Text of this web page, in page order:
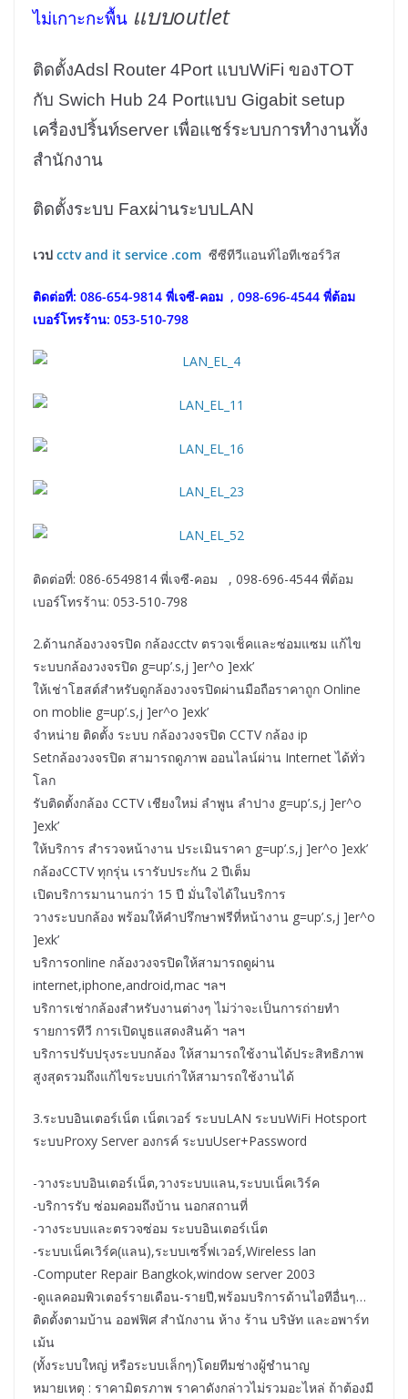
ไม่เกาะกะพื้น แบบoutlet
ติดตั้งAdsl Router 4Port แบบWiFi ของTOT
กับ Swich Hub 24 Portแบบ Gigabit setup
เครื่องปริ้นท์server เพื่อแชร์ระบบการทำงานทั้ง
สำนักงาน
ติดตั้งระบบ Faxผ่านระบบLAN
เวป cctv and it service .com ซีซีทีวีแอนท์ไอทีเซอร์วิส
ติดต่อที่: 086-654-9814 พี่เจซี-คอม , 098-696-4544 พี่ต้อม
เบอร์โทรร้าน: 053-510-798
ติดต่อที่: 086-6549814 พี่เจซี-คอม , 098-696-4544 พี่ต้อม
เบอร์โทรร้าน: 053-510-798
2.ด้านกล้องวงจรปิด กล้องcctv ตรวจเช็คและซ่อมแซม แก้ไข
ระบบกล้องวงจรปิด g=up’.s,j ]er^o ]exk’
ให้เช่าโฮสต์สำหรับดูกล้องวงจรปิดผ่านมือถือราคาถูก Online
on moblie g=up’.s,j ]er^o ]exk’
จำหน่าย ติดตั้ง ระบบ กล้องวงจรปิด CCTV กล้อง ip
Setกล้องวงจรปิด สามารถดูภาพ ออนไลน์ผ่าน Internet ได้ทั่ว
โลก
รับติดตั้งกล้อง CCTV เชียงใหม่ ลำพูน ลำปาง g=up’.s,j ]er^o
]exk’
ให้บริการ สำรวจหน้างาน ประเมินราคา g=up’.s,j ]er^o ]exk’
กล้องCCTV ทุกรุ่น เรารับประกัน 2 ปีเต็ม
เปิดบริการมานานกว่า 15 ปี มั่นใจได้ในบริการ
วางระบบกล้อง พร้อมให้คำปรึกษาฟรีที่หน้างาน g=up’.s,j ]er^o
]exk’
บริการonline กล้องวงจรปิดให้สามารถดูผ่าน
internet,iphone,android,mac ฯลฯ
บริการเช่ากล้องสำหรับงานต่างๆ ไม่ว่าจะเป็นการถ่ายทำ
รายการทีวี การเปิดบูธแสดงสินค้า ฯลฯ
บริการปรับปรุงระบบกล้อง ให้สามารถใช้งานได้ประสิทธิภาพ
สูงสุดรวมถึงแก้ไขระบบเก่าให้สามารถใช้งานได้
3.ระบบอินเตอร์เน็ต เน็ตเวอร์ ระบบLAN ระบบWiFi Hotsport
ระบบProxy Server องกรค์ ระบบUser+Password
-วางระบบอินเตอร์เน็ต,วางระบบแลน,ระบบเน็คเวิร์ค
-บริการรับ ซ่อมคอมถึงบ้าน นอกสถานที่
-วางระบบและตรวจซ่อม ระบบอินเตอร์เน็ต
-ระบบเน็คเวิร์ค(แลน),ระบบเซริ์ฟเวอร์,Wireless lan
-Computer Repair Bangkok,window server 2003
-ดูแลคอมพิวเตอร์รายเดือน-รายปี,พร้อมบริการด้านไอทีอื่นๆ…
ติดตั้งตามบ้าน ออฟฟิศ สำนักงาน ห้าง ร้าน บริษัท และอพาร์ท
เม้น
(ทั้งระบบใหญ่ หรือระบบเล็กๆ)โดยทีมช่างผู้ชำนาญ
หมายเหตุ : ราคามิตรภาพ ราคาดังกล่าวไม่รวมอะไหล่ ถ้าต้องมี